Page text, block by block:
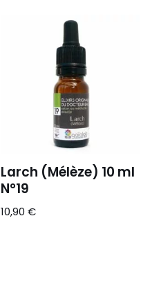
Larch (Mélèze) 10 ml
N°19
10,90€